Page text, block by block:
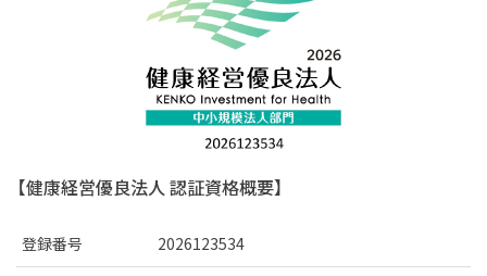
【健康経営優良法人 認証資格概要】
登録番号 2026123534